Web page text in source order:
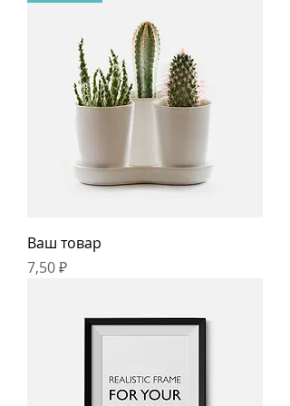
Ваш товар
Цена
7,50 ₽